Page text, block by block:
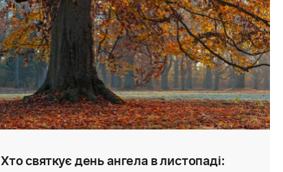
Хто святкує день ангела в листопаді: